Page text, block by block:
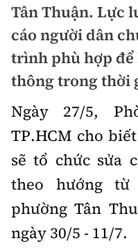
Chuyện dọc đường
Cải chính
Quy hoạch kiến trúc
Vật liệu xây dựng
Giám định chất lượng
Quản lý đô thị
Quản lý
Đường bộ
Hàng không
Đường sắt
Đăng kiểm
Đường sắt tốc độ cao
Đường thủy
Kinh tế
Thị trường
Chứng khoán
Bảo hiểm
Doanh nghiệp
Pháp luật
Thanh tra
An ninh hình sự
Pháp đình
Hỏi - Đáp
An toàn giao thông
Giao thông 24h
ATGT địa phương
Văn hóa giao thông
Chất lượng sống
Giáo dục
Y tế
Văn hóa - Giải Trí
Văn hóa
Thể thao
Tân Thuận. Lực
cáo người dân
trình phù hợp để
thông trong thời
Ngày 27/5,
TP.HCM cho
sẽ tổ chức sửa
theo hướng
phường Tân
ngày 30/5 - 11/7.